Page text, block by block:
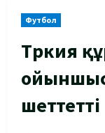
Футбол
Түркия
шеттетті